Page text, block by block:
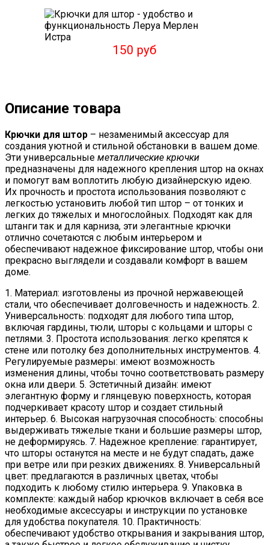
150 руб
Описание товара
Крючки для штор – незаменимый аксессуар для
создания уютной и стильной обстановки в вашем доме.
Эти универсальные металлические крючки
предназначены для надежного крепления штор на окнах
и помогут вам воплотить любую дизайнерскую идею.
Их прочность и простота использования позволяют с
легкостью установить любой тип штор – от тонких и
легких до тяжелых и многослойных. Подходят как для
штанги так и для карниза, эти элегантные крючки
отлично сочетаются с любым интерьером и
обеспечивают надежное фиксирование штор, чтобы они
прекрасно выглядели и создавали комфорт в вашем
доме.
1. Материал: изготовлены из прочной нержавеющей
стали, что обеспечивает долговечность и надежность. 2.
Универсальность: подходят для любого типа штор,
включая гардины, тюли, шторы с кольцами и шторы с
петлями. 3. Простота использования: легко крепятся к
стене или потолку без дополнительных инструментов. 4.
Регулируемые размеры: имеют возможность
изменения длины, чтобы точно соответствовать размеру
окна или двери. 5. Эстетичный дизайн: имеют
элегантную форму и глянцевую поверхность, которая
подчеркивает красоту штор и создает стильный
интерьер. 6. Высокая нагрузочная способность: способны
выдерживать тяжелые ткани и большие размеры штор,
не деформируясь. 7. Надежное крепление: гарантирует,
что шторы останутся на месте и не будут спадать, даже
при ветре или при резких движениях. 8. Универсальный
цвет: предлагаются в различных цветах, чтобы
подходить к любому стилю интерьера. 9. Упаковка в
комплекте: каждый набор крючков включает в себя все
необходимые аксессуары и инструкции по установке
для удобства покупателя. 10. Практичность:
обеспечивают удобство открывания и закрывания штор,